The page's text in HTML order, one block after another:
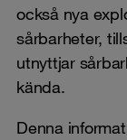
också nya
sårbarheter,
utnyttjar
kända.
Denna